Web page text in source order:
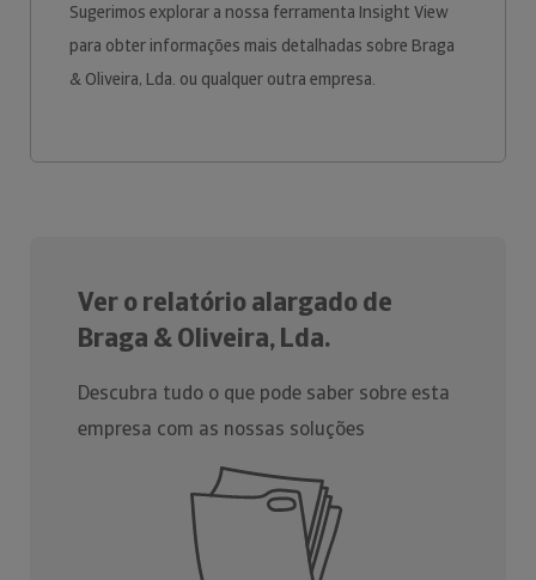
Sugerimos explorar a nossa ferramenta Insight View
para obter informações mais detalhadas sobre Braga
& Oliveira, Lda. ou qualquer outra empresa.
Ver o relatório alargado de
Braga & Oliveira, Lda.
Descubra tudo o que pode saber sobre esta
empresa com as nossas soluções